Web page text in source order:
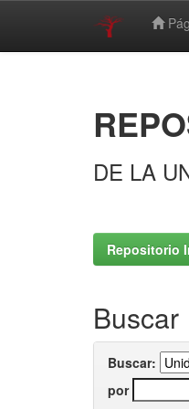
DE LA
Repositorio
Buscar
Buscar:
por